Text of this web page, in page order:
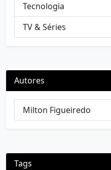
Tecnologia
TV & Séries
Autores
Milton Figueiredo
Tags